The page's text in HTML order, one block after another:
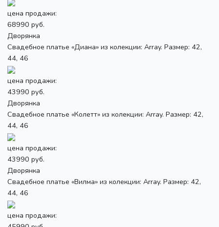
цена продажи:
68990 руб.
Дворянка
Свадебное платье «Диана» из колекции: Array. Размер: 42,
44, 46
цена продажи:
43990 руб.
Дворянка
Свадебное платье «Колетт» из колекции: Array. Размер: 42,
44, 46
цена продажи:
43990 руб.
Дворянка
Свадебное платье «Вилма» из колекции: Array. Размер: 42,
44, 46
цена продажи: